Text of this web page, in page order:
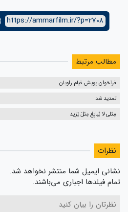
https://ammarfilm.ir/?p=2708
مطالب مرتبط
فراخوان پویش قیام راویان
تمدید شد
مِثلی لا یُبایِعُ مِثلَ یَزید
نظرات
نشانی ایمیل شما منتشر نخواهد شد.
تمام فیلدها اجباری می‌باشند.